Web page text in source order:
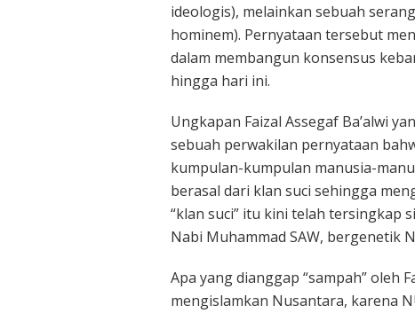
ideologis), melainkan sebuah
hominem). Pernyataan tersebut
dalam membangun konsensus
hingga hari ini.
Ungkapan Faizal Assegaf Ba’alwi
sebuah perwakilan pernyataan
kumpulan-kumpulan manusia-
berasal dari klan suci sehingga
“klan suci” itu kini telah tersingkap
Nabi Muhammad SAW, bergenetik
Apa yang dianggap “sampah” oleh
mengislamkan Nusantara, karena